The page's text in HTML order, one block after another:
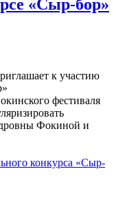
«Сыр-бор»
фестиваля
Фокиной и
конкурса «Сыр-